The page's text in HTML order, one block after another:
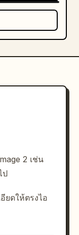
2 เช่น
ป
ยดให้ตรงไอ